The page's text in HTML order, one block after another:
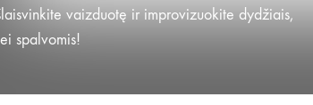
vaizduotę ir improvizuokite dydžiais,
spalvomis!